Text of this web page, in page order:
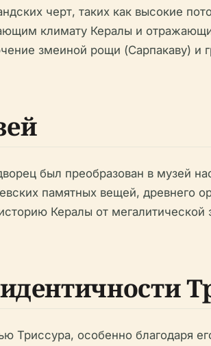
черт, таких как высокие
климату Кералы и
змеиной рощи (Сарпакаву) и
был преобразован в музей
памятных вещей, древнего
Кералы от мегалитической
Триссура, особенно благодаря